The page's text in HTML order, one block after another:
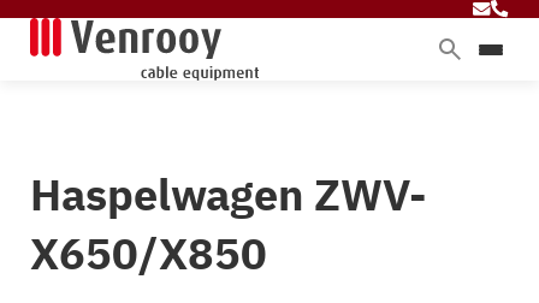
Diensten
Over ons
Haspelwagen ZWV-
X650/X850